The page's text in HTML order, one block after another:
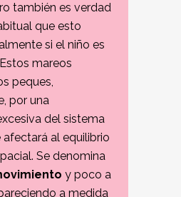
también es verdad
que esto
si el niño es
mareos
peques,
por una
del sistema
afectará al equilibrio
Se denomina
y poco a
a medida